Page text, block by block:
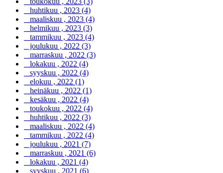
huhtikuu , 2023 (4)
maaliskuu , 2023 (4)
helmikuu , 2023 (3)
tammikuu , 2023 (4)
joulukuu , 2022 (3)
marraskuu , 2022 (3)
lokakuu , 2022 (4)
syyskuu , 2022 (4)
elokuu , 2022 (1)
heinäkuu , 2022 (1)
kesäkuu , 2022 (4)
toukokuu , 2022 (4)
huhtikuu , 2022 (3)
maaliskuu , 2022 (4)
tammikuu , 2022 (4)
joulukuu , 2021 (7)
marraskuu , 2021 (6)
lokakuu , 2021 (4)
syyskuu , 2021 (6)